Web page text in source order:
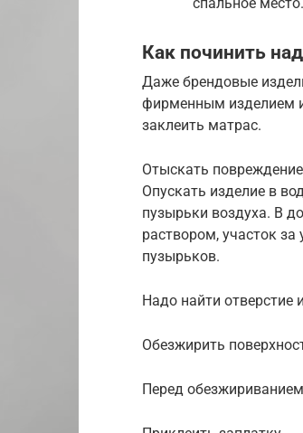
Как починить
Даже брендовые
фирменным изделием
заклеить матрас.
Отыскать
Опускать изделие в
пузырьки воздуха. В
раствором, участок
пузырьков.
Надо найти отверстие
Обезжирить
Перед